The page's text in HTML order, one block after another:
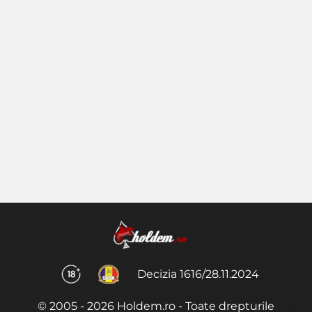
Decizia 1616/28.11.2024
© 2005 - 2026 Holdem.ro - Toate drepturile